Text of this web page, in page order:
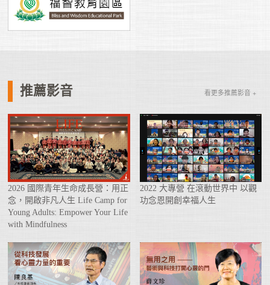
推薦影音 看更多推薦影音 +
2026 國際青年生命成長營：用正
念，開啟非凡人生 Life Camp for
Young Adults: Empower Your Life
with Mindfulness
2022 大專營 在滾動世界中 以觀
功念恩開創幸福人生